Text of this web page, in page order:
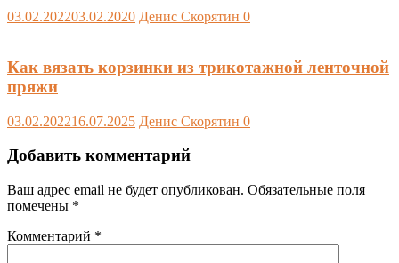
03.02.202203.02.2020 Денис Скорятин 0
Как вязать корзинки из трикотажной ленточной
пряжи
03.02.202216.07.2025 Денис Скорятин 0
Добавить комментарий
Ваш адрес email не будет опубликован. Обязательные поля
помечены *
Комментарий *